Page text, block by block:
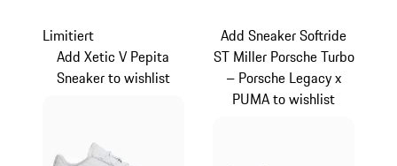
Limitiert
Add Xetic V Pepita
Sneaker to wishlist
Add Sneaker Softride
ST Miller Porsche Turbo
– Porsche Legacy x
PUMA to wishlist